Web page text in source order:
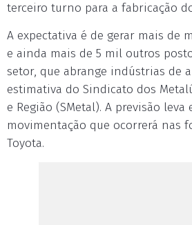
terceiro turno para a fabricação
A expectativa é de gerar mais de
e ainda mais de 5 mil outros
setor, que abrange indústrias de
estimativa do Sindicato dos
e Região (SMetal). A previsão leva
movimentação que ocorrerá nas
Toyota.